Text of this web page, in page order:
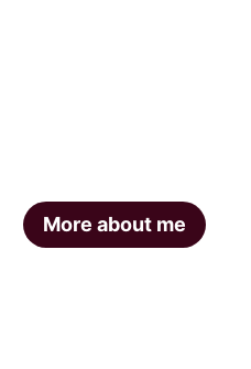
More about me